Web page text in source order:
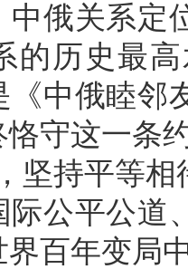
中俄关系定
的历史最
《中俄睦邻
守这一条
坚持平等
际公平公道
百年变局